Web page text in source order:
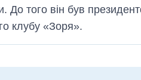
До того він був
клубу «Зоря».